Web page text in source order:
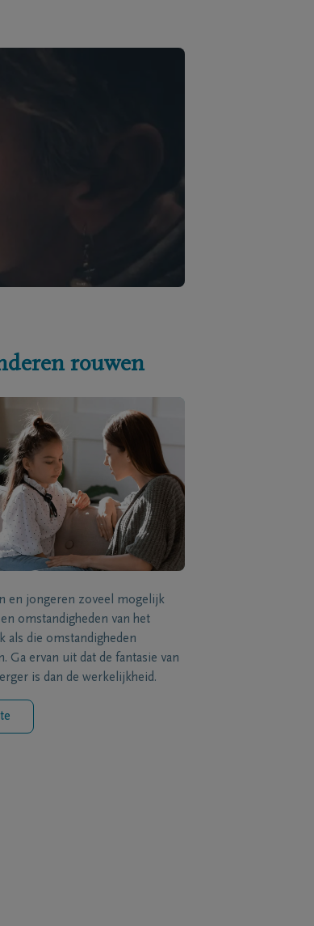
rouwen
en jongeren zoveel mogelijk
omstandigheden van het
als die omstandigheden
Ga ervan uit dat de fantasie van
is dan de werkelijkheid.